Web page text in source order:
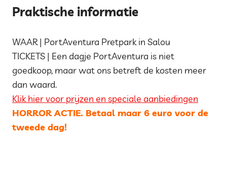
Praktische informatie
WAAR | PortAventura Pretpark in Salou
TICKETS | Een dagje PortAventura is niet
goedkoop, maar wat ons betreft de kosten meer
dan waard.
Klik hier voor prijzen en speciale aanbiedingen
HORROR ACTIE. Betaal maar 6 euro voor de
tweede dag!